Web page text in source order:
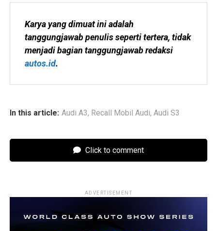
Karya yang dimuat ini adalah
tanggungjawab penulis seperti tertera, tidak
autos.id.
In this article: Audi A3, Recall Mobil Audi, Audi S3
Click to comment
ADVERTISEMENT